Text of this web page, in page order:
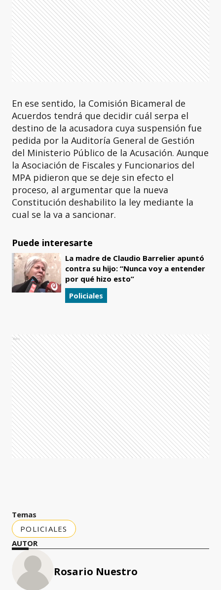
En ese sentido, la Comisión Bicameral de
Acuerdos tendrá que decidir cuál serpa el
destino de la acusadora cuya suspensión fue
pedida por la Auditoría General de Gestión
del Ministerio Público de la Acusación. Aunque
la Asociación de Fiscales y Funcionarios del
MPA pidieron que se deje sin efecto el
proceso, al argumentar que la nueva
Constitución deshabilito la ley mediante la
cual se la va a sancionar.
Puede interesarte
La madre de Claudio Barrelier apuntó
contra su hijo: “Nunca voy a entender
por qué hizo esto”
Policiales
Ads
Temas
POLICIALES
AUTOR
Rosario Nuestro